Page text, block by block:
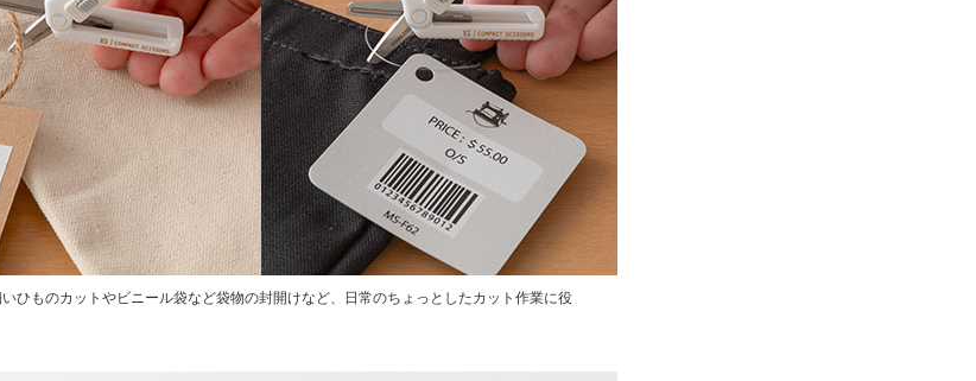
ひものカットやビニール袋など袋物の封開けなど、日常のちょっとしたカット作業に役